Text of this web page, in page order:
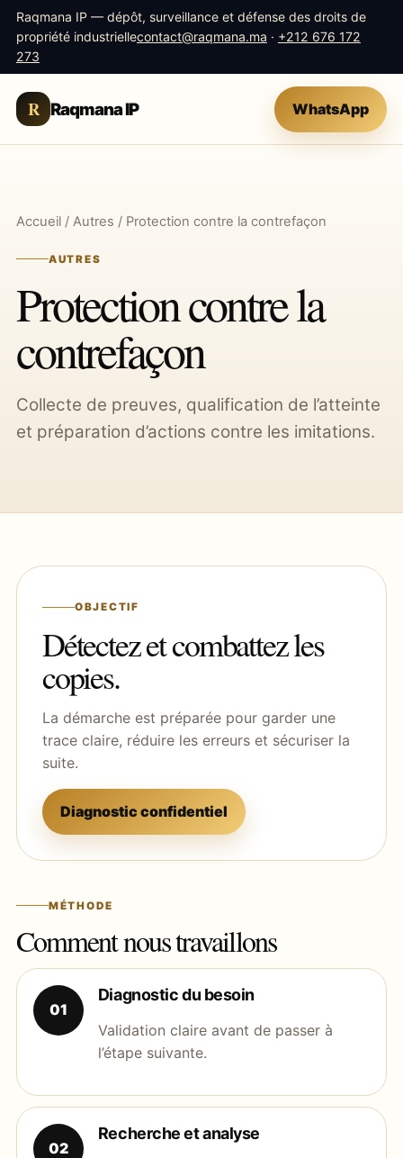
Raqmana IP — dépôt, surveillance et défense des droits de
propriété industriellecontact@raqmana.ma · +212 676 172
273
R Raqmana IP WhatsApp
Accueil/ Autres / Protection contre la contrefaçon
AUTRES
Protection contre la
contrefaçon
Collecte de preuves, qualification de l’atteinte
et préparation d’actions contre les imitations.
OBJECTIF
Détectez et combattez les
copies.
La démarche est préparée pour garder une
trace claire, réduire les erreurs et sécuriser la
suite.
Diagnostic confidentiel
MÉTHODE
Comment nous travaillons
01
Diagnostic du besoin
Validation claire avant de passer à
l’étape suivante.
02
Recherche et analyse